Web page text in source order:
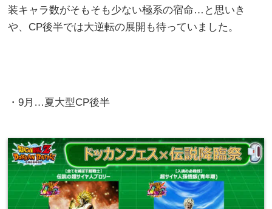
装キャラ数がそもそも少ない極系の宿命…と思いき
や、CP後半では大逆転の展開も待っていました。
・9月…夏大型CP後半